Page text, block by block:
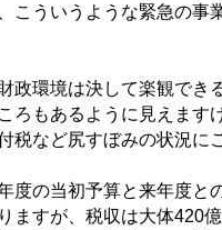
こういうような緊急の事
政環境は決して楽観でき
ろもあるように見えます
税など尻すぼみの状況に
度の当初予算と来年度と
ますが、税収は大体420